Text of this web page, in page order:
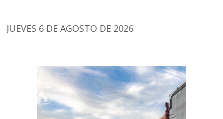
JUEVES 6 DE AGOSTO DE 2026